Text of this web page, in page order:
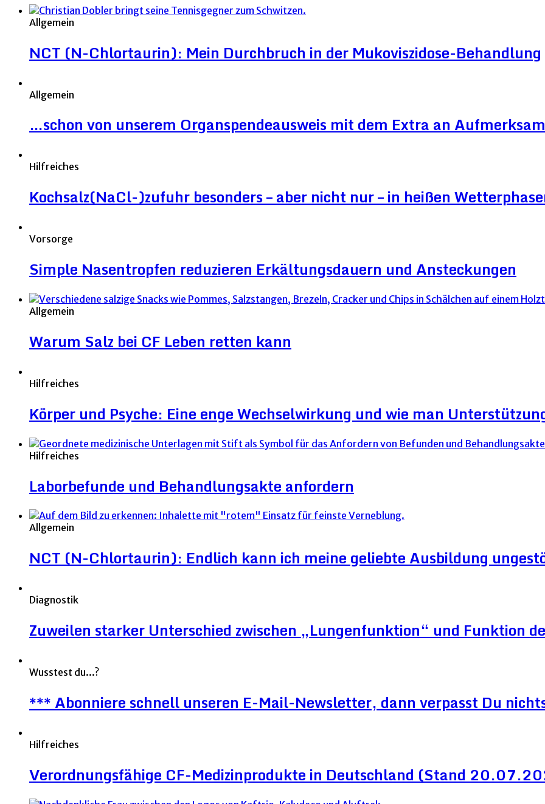
Allgemein
NCT (N-Chlortaurin): Mein Durchbruch in der Mukoviszidose-Behandlung
Allgemein
…schon von unserem Organspendeausweis mit dem Extra an
Hilfreiches
Kochsalz(NaCl-)zufuhr besonders – aber nicht nur – in heißen
Vorsorge
Simple Nasentropfen reduzieren Erkältungsdauern und Ansteckungen
Allgemein
Warum Salz bei CF Leben retten kann
Hilfreiches
Körper und Psyche: Eine enge Wechselwirkung und wie man
Hilfreiches
Laborbefunde und Behandlungsakte anfordern
Allgemein
NCT (N-Chlortaurin): Endlich kann ich meine geliebte Ausbildung
Diagnostik
Zuweilen starker Unterschied zwischen „Lungenfunktion“ und Funktion
Wusstest du...?
*** Abonniere schnell unseren E-Mail-Newsletter, dann verpasst Du
Hilfreiches
Verordnungsfähige CF-Medizinprodukte in Deutschland (Stand